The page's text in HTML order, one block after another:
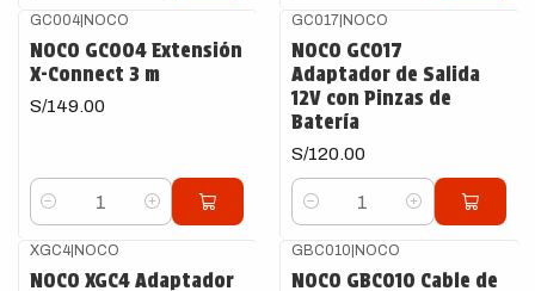
GC004|NOCO
NOCO GC004 Extensión
X-Connect 3 m
S/149.00
Cantidad
GC017|NOCO
NOCO GC017
Adaptador de Salida
12V con Pinzas de
Batería
S/120.00
Cantidad
XGC4|NOCO
NOCO XGC4 Adaptador
GBC010|NOCO
NOCO GBC010 Cable de